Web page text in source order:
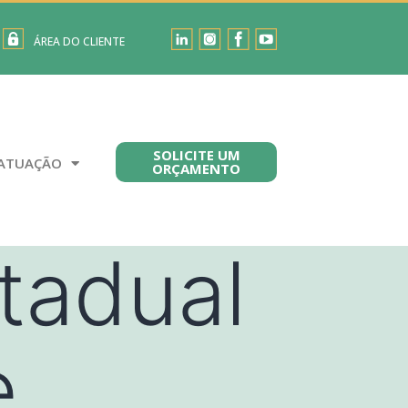
ÁREA DO CLIENTE
SOLICITE UM
ORÇAMENTO